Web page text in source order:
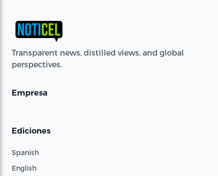
Transparent news, distilled views, and global
perspectives.
Empresa
Ediciones
Spanish
English